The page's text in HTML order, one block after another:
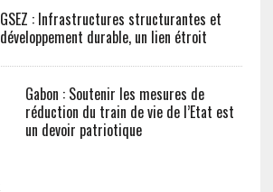
GSEZ : Infrastructures structurantes et
développement durable, un lien étroit
Gabon : Soutenir les mesures de
réduction du train de vie de l’Etat est
un devoir patriotique